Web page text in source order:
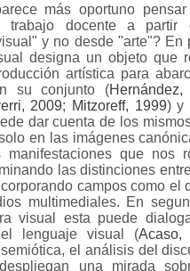
más oportuno pensar
trabajo do­cente a
y no desde "arte"? En
designa un objeto que
artística para
su conjunto (Hernández,
2009; Mitzoreff, 1999) y
dar cuenta de los
en las imágenes
que nos
las distinciones entre
campos como el
multimediales. En
visual esta puede
lenguaje visual (Acaso,
el análisis del
una mirada